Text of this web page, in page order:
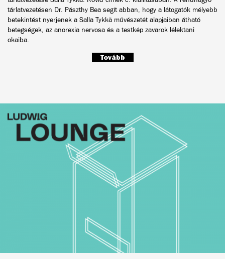
tárlatvezetésen Dr. Pászthy Bea segít abban, hogy a látogatók mélyebb
betekintést nyerjenek a Salla Tykkä művészetét alapjaiban átható
betegségek, az anorexia nervosa és a testkép zavarok lélektani
okaiba.
Tovább